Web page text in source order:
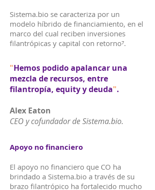
Sistema.bio se caracteriza por un
modelo híbrido de financiamiento, en el
marco del cual reciben inversiones
filantrópicas y capital con retorno⁷.
"Hemos podido apalancar una
mezcla de recursos, entre
filantropía, equity y deuda".
Alex Eaton
CEO y cofundador de Sistema.bio.
Apoyo no financiero
El apoyo no financiero que CO ha
brindado a Sistema.bio a través de su
brazo filantrópico ha fortalecido mucho